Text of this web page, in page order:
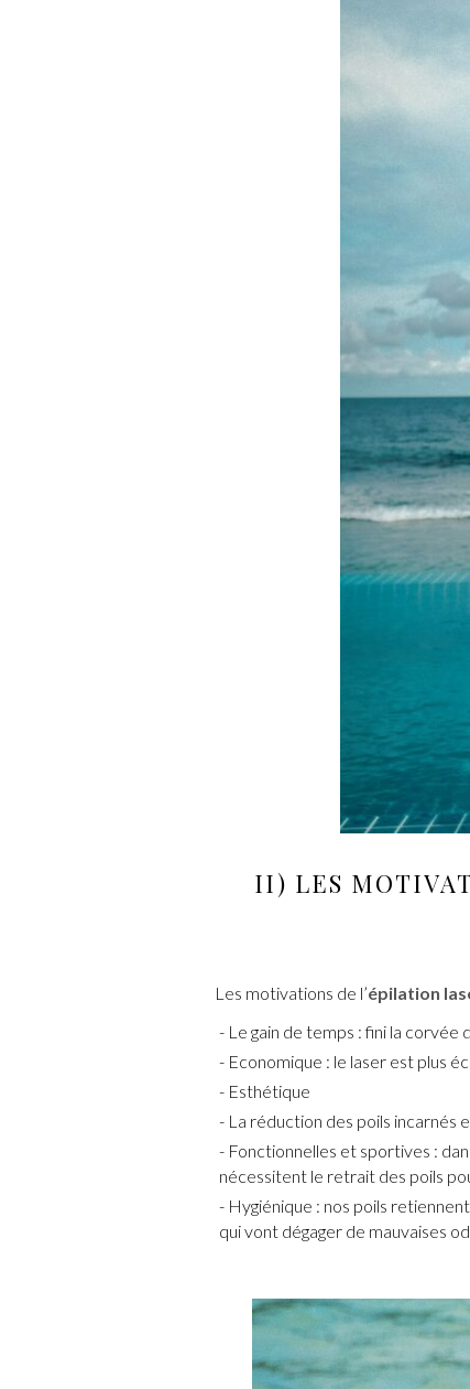
II) LES
Les motivations de l’épilation
Le gain de temps : fini la corvée
Economique : le laser est plus
Esthétique
La réduction des poils incarnés
Fonctionnelles et sportives :
nécessitent le retrait des poils
Hygiénique : nos poils
qui vont dégager de mauvaises